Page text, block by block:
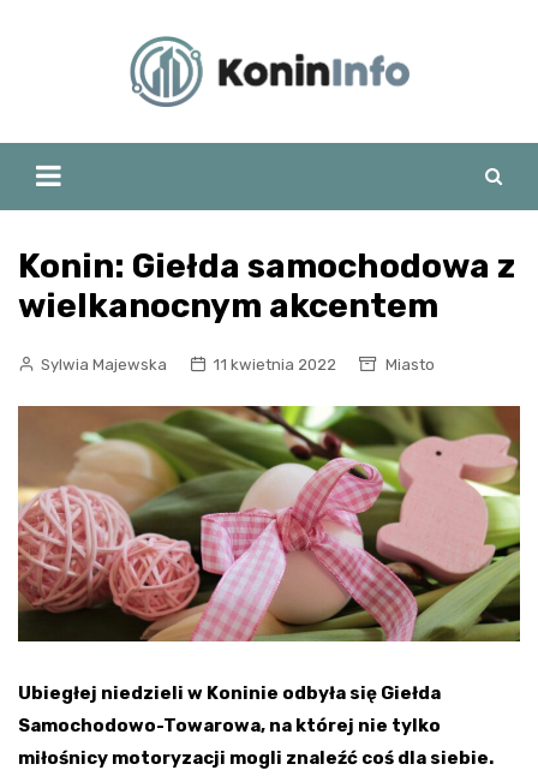
Konin: Giełda samochodowa z
wielkanocnym akcentem
Sylwia Majewska 11 kwietnia 2022 Miasto
Ubiegłej niedzieli w Koninie odbyła się Giełda
Samochodowo-Towarowa, na której nie tylko
miłośnicy motoryzacji mogli znaleźć coś dla siebie.